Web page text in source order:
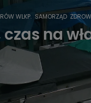
WLKP. SAMORZĄD
na